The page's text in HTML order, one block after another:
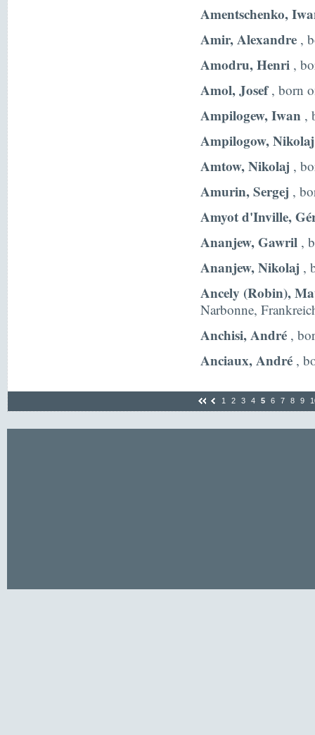
Amentschenko,
Amir, Alexandre ,
Amodru, Henri ,
Amol, Josef, born
Ampilogew, Iwan ,
Ampilogow, Nikolaj
Amtow, Nikolaj ,
Amurin, Sergej ,
Amyot d'Inville,
Ananjew, Gawril ,
Ananjew, Nikolaj ,
Ancely (Robin),
Narbonne,
Anchisi, André ,
Anciaux, André ,
1 2 3 4 5 6 7 8 9